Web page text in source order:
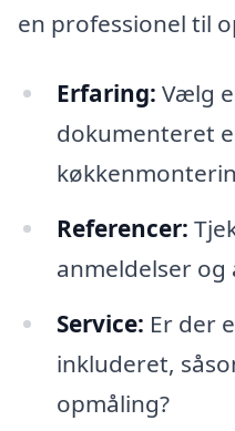
en professionel til
Erfaring: Vælg
dokumenteret
Referencer:
anmeldelser og
Service: Er der
inkluderet,
opmåling?